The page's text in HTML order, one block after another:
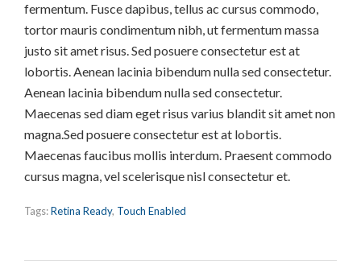
fermentum. Fusce dapibus, tellus ac cursus commodo,
tortor mauris condimentum nibh, ut fermentum massa
justo sit amet risus. Sed posuere consectetur est at
lobortis. Aenean lacinia bibendum nulla sed consectetur.
Aenean lacinia bibendum nulla sed consectetur.
Maecenas sed diam eget risus varius blandit sit amet non
magna.Sed posuere consectetur est at lobortis.
Maecenas faucibus mollis interdum. Praesent commodo
cursus magna, vel scelerisque nisl consectetur et.
Tags:Retina Ready, Touch Enabled